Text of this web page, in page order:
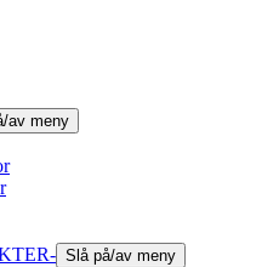
av meny
Slå på/av meny